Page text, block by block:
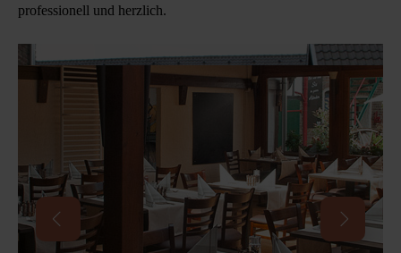
professionell und herzlich.